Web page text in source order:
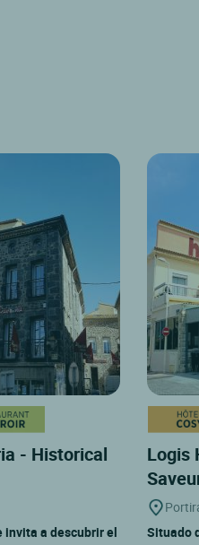
- Historical
invita a descubrir el
Logis
Situado